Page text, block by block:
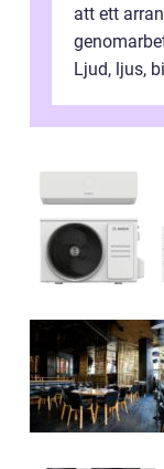
att ett
Ljud, ljus,